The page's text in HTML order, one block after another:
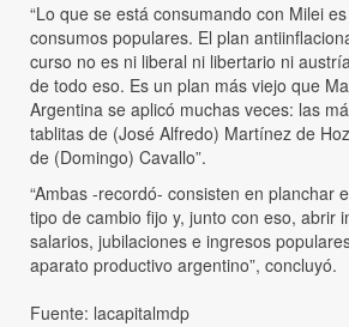
“Lo que se está consumando con Milei
consumos populares. El plan
curso no es ni liberal ni libertario ni
de todo eso. Es un plan más viejo que
Argentina se aplicó muchas veces: las
tablitas de (José Alfredo) Martínez de
de (Domingo) Cavallo”.
“Ambas -recordó- consisten en planchar
tipo de cambio fijo y, junto con eso, abrir
salarios, jubilaciones e ingresos
aparato productivo argentino”, concluyó.
Fuente: lacapitalmdp